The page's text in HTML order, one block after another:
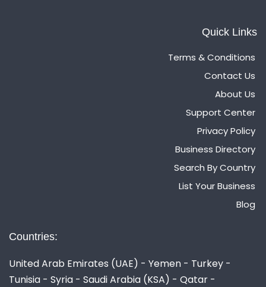
Quick Links
Terms & Conditions
Contact Us
About Us
Support Center
Privacy Policy
Business Directory
Search By Country
List Your Business
Blog
Countries:
United Arab Emirates (UAE) - Yemen - Turkey -
Tunisia - Syria - Saudi Arabia (KSA) - Qatar -